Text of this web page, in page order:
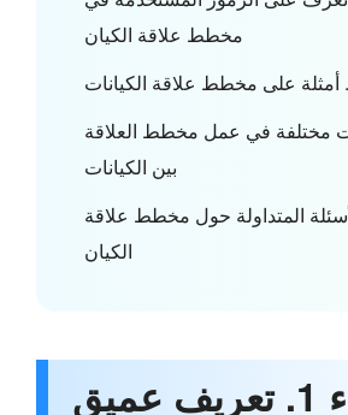
مخطط علاقة الكيان
أدوات مختلفة في عمل مخطط العلاقة
بين الكيانات
5. الأسئلة المتداولة حول مخطط علاقة
الكيان
الجزء 1. تعريف عميق